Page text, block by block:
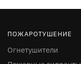
ПОЖАРОТУШЕНИЕ
Огнетушители